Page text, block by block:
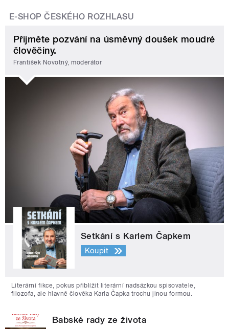
E-SHOP ČESKÉHO ROZHLASU
Přijměte pozvání na úsměvný doušek moudré
člověčiny.
František Novotný, moderátor
Setkání s Karlem Čapkem
Koupit
Literární fikce, pokus přiblížit literární nadsázkou spisovatele,
filozofa, ale hlavně člověka Karla Čapka trochu jinou formou.
Babské rady ze života